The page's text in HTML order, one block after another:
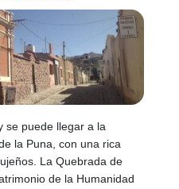
se puede llegar a la
la Puna, con una rica
La Quebrada de
de la Humanidad